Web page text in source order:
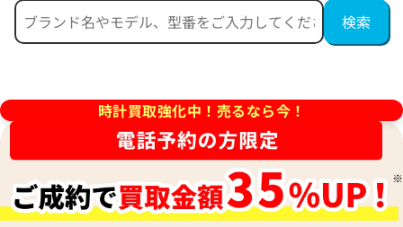
リップ カラトラバ 5296G-
日時点の参考買取価格です
パテック フィリップ カラト
010 シルバー
参考買取価格
3,449,000円
※2023年8月9日時点の参考買
時計買取強化中！売るなら今！